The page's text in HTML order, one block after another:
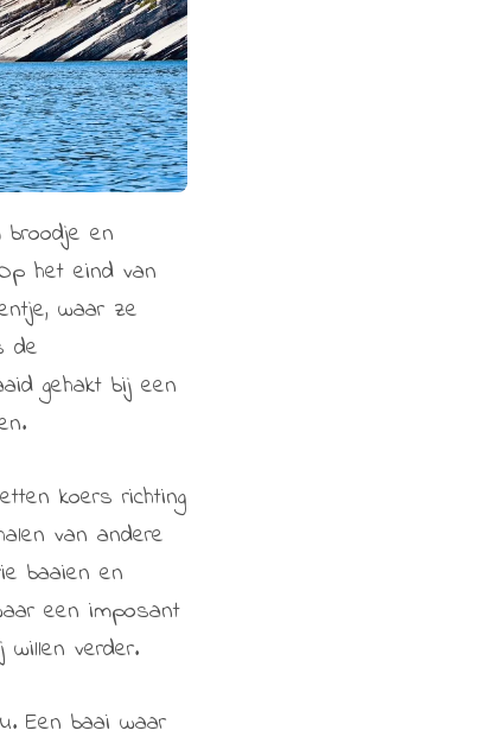
en
het eind van
waar ze
de
gehakt bij een
koers richting
van andere
baaien en
een imposant
verder.
Een baai waar